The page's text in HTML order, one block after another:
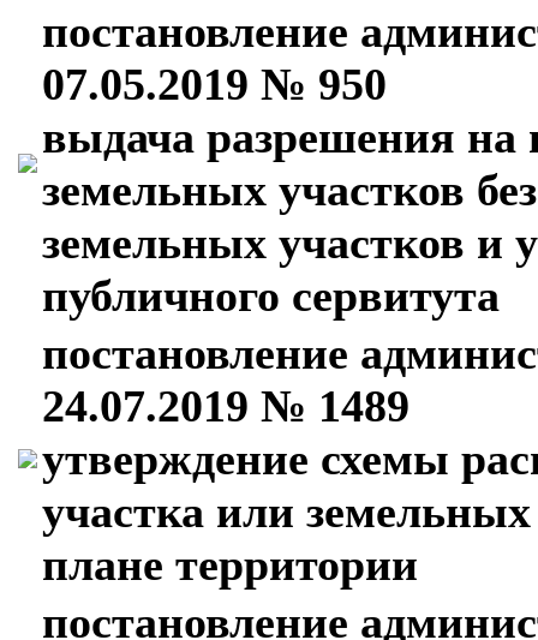
постановление
07.05.2019 № 950
выдача разрешения на
земельных участков
земельных участков и
публичного сервитута
постановление
24.07.2019 № 1489
утверждение схемы
участка или
плане территории
постановление